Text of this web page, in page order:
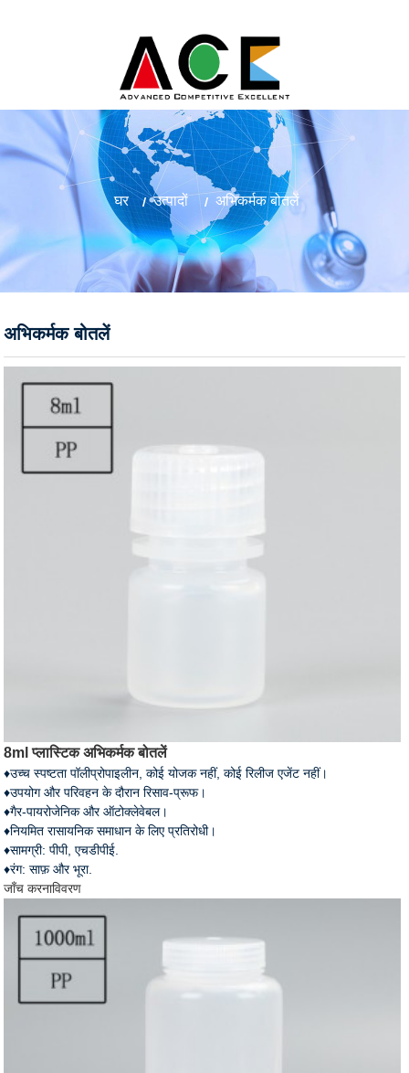
घर उत्पादों अभिकर्मक बोतलें
अभिकर्मक बोतलें
8ml प्लास्टिक अभिकर्मक बोतलें
♦उच्च स्पष्टता पॉलीप्रोपाइलीन, कोई योजक नहीं, कोई रिलीज एजेंट नहीं।
♦उपयोग और परिवहन के दौरान रिसाव-प्रूफ।
♦गैर-पायरोजेनिक और ऑटोक्लेवेबल।
♦नियमित रासायनिक समाधान के लिए प्रतिरोधी।
♦सामग्री: पीपी, एचडीपीई.
♦रंग: साफ़ और भूरा.
जाँच करनाविवरण